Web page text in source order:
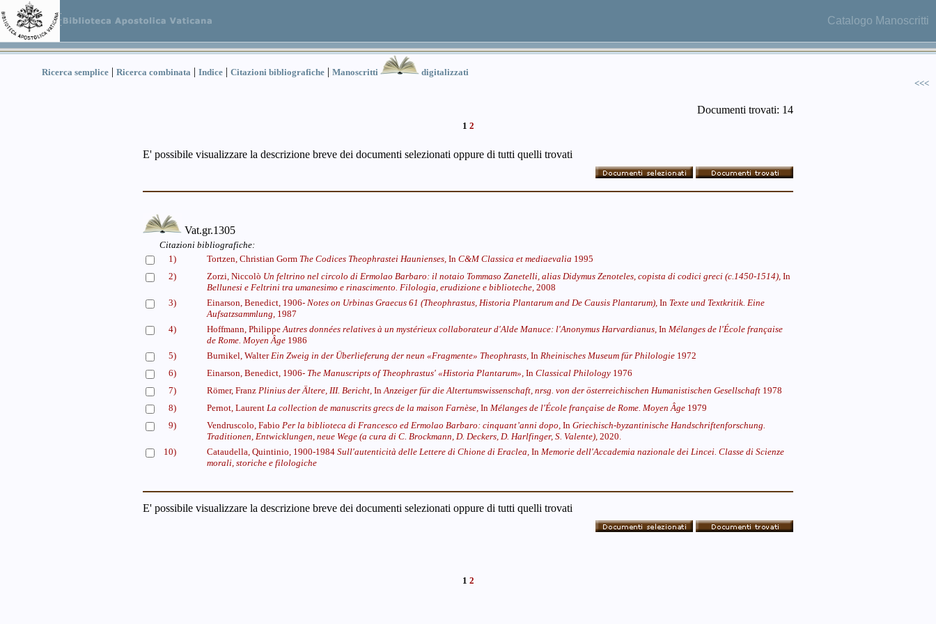
Catalogo Manoscritti
Ricerca semplice | Ricerca combinata | Indice | Citazioni bibliografiche | Manoscritti
digitalizzati
<<<
Documenti trovati: 14
1 2
E' possibile visualizzare la descrizione breve dei documenti selezionati oppure di tutti quelli trovati
Vat.gr.1305
Citazioni bibliografiche:
1)
Tortzen, Christian Gorm The Codices Theophrastei Haunienses, In C&M Classica et mediaevalia 1995
2)
Zorzi, Niccolò Un feltrino nel circolo di Ermolao Barbaro: il notaio Tommaso Zanetelli, alias Didymus Zenoteles, copista di codici greci (c.1450-1514), In
Bellunesi e Feltrini tra umanesimo e rinascimento. Filologia, erudizione e biblioteche, 2008
3)
Einarson, Benedict, 1906- Notes on Urbinas Graecus 61 (Theophrastus, Historia Plantarum and De Causis Plantarum), In Texte und Textkritik. Eine
Aufsatzsammlung, 1987
4)
Hoffmann, PhilippeAutres données relatives à un mystérieux collaborateur d'Alde Manuce: l'Anonymus Harvardianus, In Mélanges de l'École française
de Rome. Moyen Âge 1986
5)
Burnikel, WalterEin Zweig in der Überlieferung der neun «Fragmente» Theophrasts, In Rheinisches Museum für Philologie 1972
6)
Einarson, Benedict, 1906- The Manuscripts of Theophrastus' «Historia Plantarum», In Classical Philology 1976
7)
Römer, Franz Plinius der Ältere, III. Bericht, InAnzeiger für die Altertumswissenschaft, nrsg. von der österreichischen Humanistischen Gesellschaft 1978
8)
Pernot, Laurent La collection de manuscrits grecs de la maison Farnèse, In Mélanges de l'École française de Rome. Moyen Âge 1979
9)
Vendruscolo, Fabio Per la biblioteca di Francesco ed Ermolao Barbaro: cinquant’anni dopo, In Griechisch-byzantinische Handschriftenforschung.
Traditionen, Entwicklungen, neue Wege (a cura di C. Brockmann, D. Deckers, D. Harlfinger, S. Valente), 2020.
10)
Cataudella, Quintinio, 1900-1984 Sull'autenticità delle Lettere di Chione di Eraclea, In Memorie dell'Accademia nazionale dei Lincei. Classe di Scienze
morali, storiche e filologiche
E' possibile visualizzare la descrizione breve dei documenti selezionati oppure di tutti quelli trovati
1 2